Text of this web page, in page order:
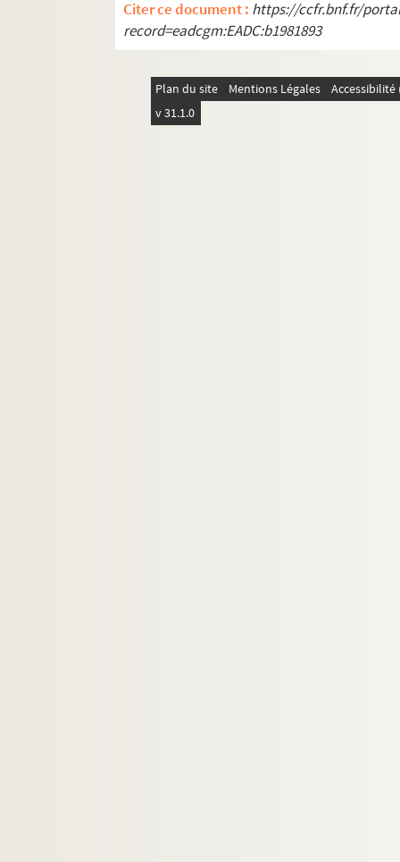
Citer ce document : https://ccfr.bnf.fr/
record=eadcgm:EADC:b1981893
Plan du site Mentions Légales
v 31.1.0